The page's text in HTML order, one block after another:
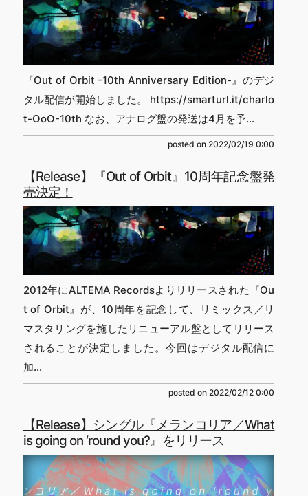
『Out of Orbit -10th Anniversary Edition-』のデジ
タル配信が開始しました。 https://smarturl.it/charlo
t-OoO-10th なお、アナログ盤の発送は4月を予...
posted on 2022/02/19 0:00
【Release】『Out of Orbit』10周年記念盤発
売決定！
2012年にALTEMA Recordsよりリリースされた『Ou
t of Orbit』が、10周年を記念して、リミックス／リ
マスタリングを施したリニューアル盤としてリリース
されることが決定しました。今回はデジタル配信に
加...
posted on 2022/02/12 0:00
【Release】シングル『メランコリア／What
is going on ‘round you?』をリリース